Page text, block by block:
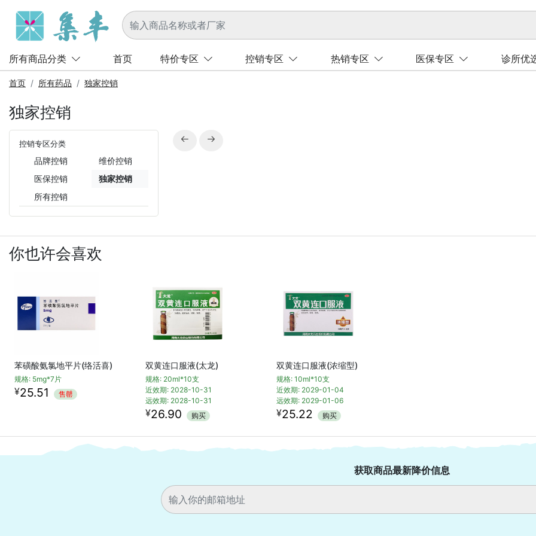
所有商品分类 首页 特价专区 控销专区 热销专区 医保专区 诊所优
首页 所有药品 独家控销
独家控销
控销专区分类
品牌控销
维价控销
医保控销
独家控销
所有控销
 
你也许会喜欢
苯磺酸氨氯地平片(络活喜)
规格: 5mg*7片
¥25.51 售罄
双黄连口服液(太龙)
规格: 20ml*10支
近效期: 2028-10-31
远效期: 2028-10-31
¥26.90 购买
双黄连口服液(浓缩型)
规格: 10ml*10支
近效期: 2029-01-04
远效期: 2029-01-06
¥25.22 购买
获取商品最新降价信息